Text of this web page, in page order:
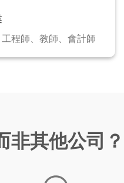
程師、教師、會計師
非其他公司？